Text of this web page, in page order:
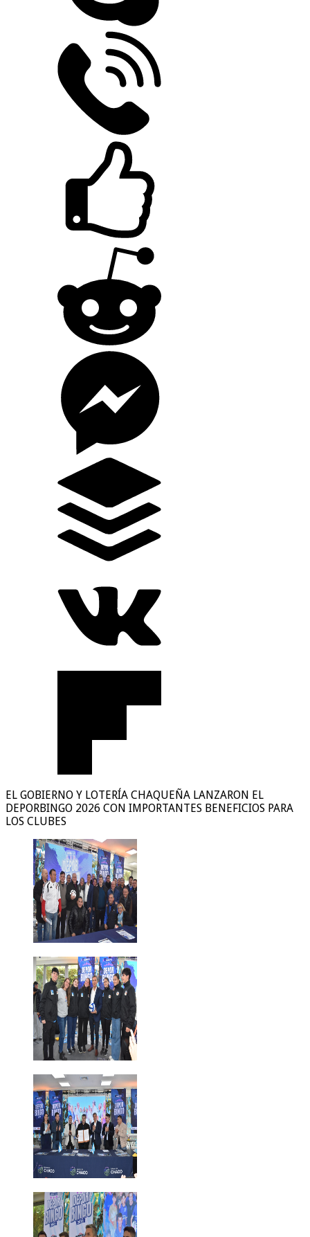
EL GOBIERNO Y LOTERÍA CHAQUEÑA LANZARON EL
DEPORBINGO 2026 CON IMPORTANTES BENEFICIOS PARA
LOS CLUBES